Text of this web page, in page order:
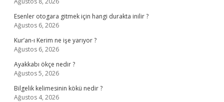
Esenler otogara gitmek için hangi durakta inilir ?
Ağustos 6, 2026
Kur’an-ı Kerim ne işe yarıyor ?
Ağustos 6, 2026
Ayakkabı ökçe nedir ?
Ağustos 5, 2026
Bilgelik kelimesinin kökü nedir ?
Ağustos 4, 2026